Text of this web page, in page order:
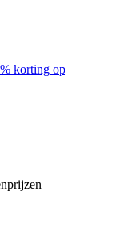
korting op